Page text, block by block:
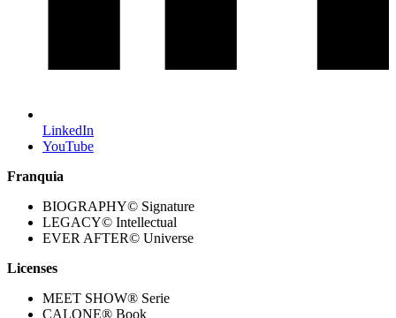
LinkedIn
YouTube
Franquia
BIOGRAPHY© Signature
LEGACY© Intellectual
EVER AFTER© Universe
Licenses
MEET SHOW® Serie
CALONE® Book